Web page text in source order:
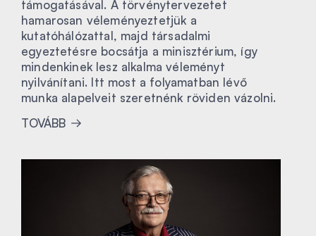
támogatásával. A törvénytervezetet
hamarosan véleményeztetjük a
kutatóhálózattal, majd társadalmi
egyeztetésre bocsátja a minisztérium, így
mindenkinek lesz alkalma véleményt
nyilvánítani. Itt most a folyamatban lévő
munka alapelveit szeretnénk röviden vázolni.
TOVÁBB